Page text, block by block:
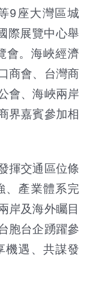
9座大灣區城
際展覽中心舉
會。海峽經濟
商會、台灣商
會、海峽兩岸
界嘉賓參加相
揮交通區位條
、產業體系完
岸及海外矚目
胞台企踴躍參
機遇、共謀發